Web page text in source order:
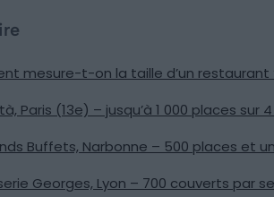
mesure-t-on la taille d’un restaurant
Paris (13e) – jusqu’à 1 000 places sur
Buffets, Narbonne – 500 places et
Georges, Lyon – 700 couverts par